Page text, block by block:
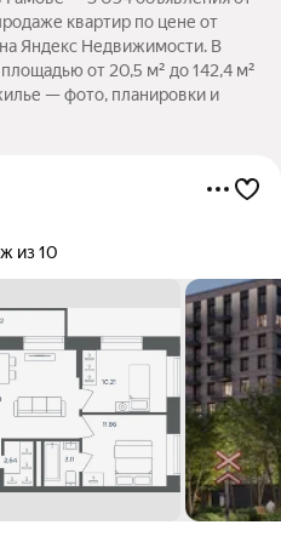
квартир по цене от
Яндекс Недвижимости. В
от 20,5 м² до 142,4 м²
— фото, планировки и
из 10